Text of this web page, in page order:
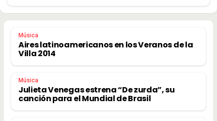
Música
Aires latinoamericanos en los Veranos de la
Villa 2014
Música
Julieta Venegas estrena “De zurda”, su
canción para el Mundial de Brasil